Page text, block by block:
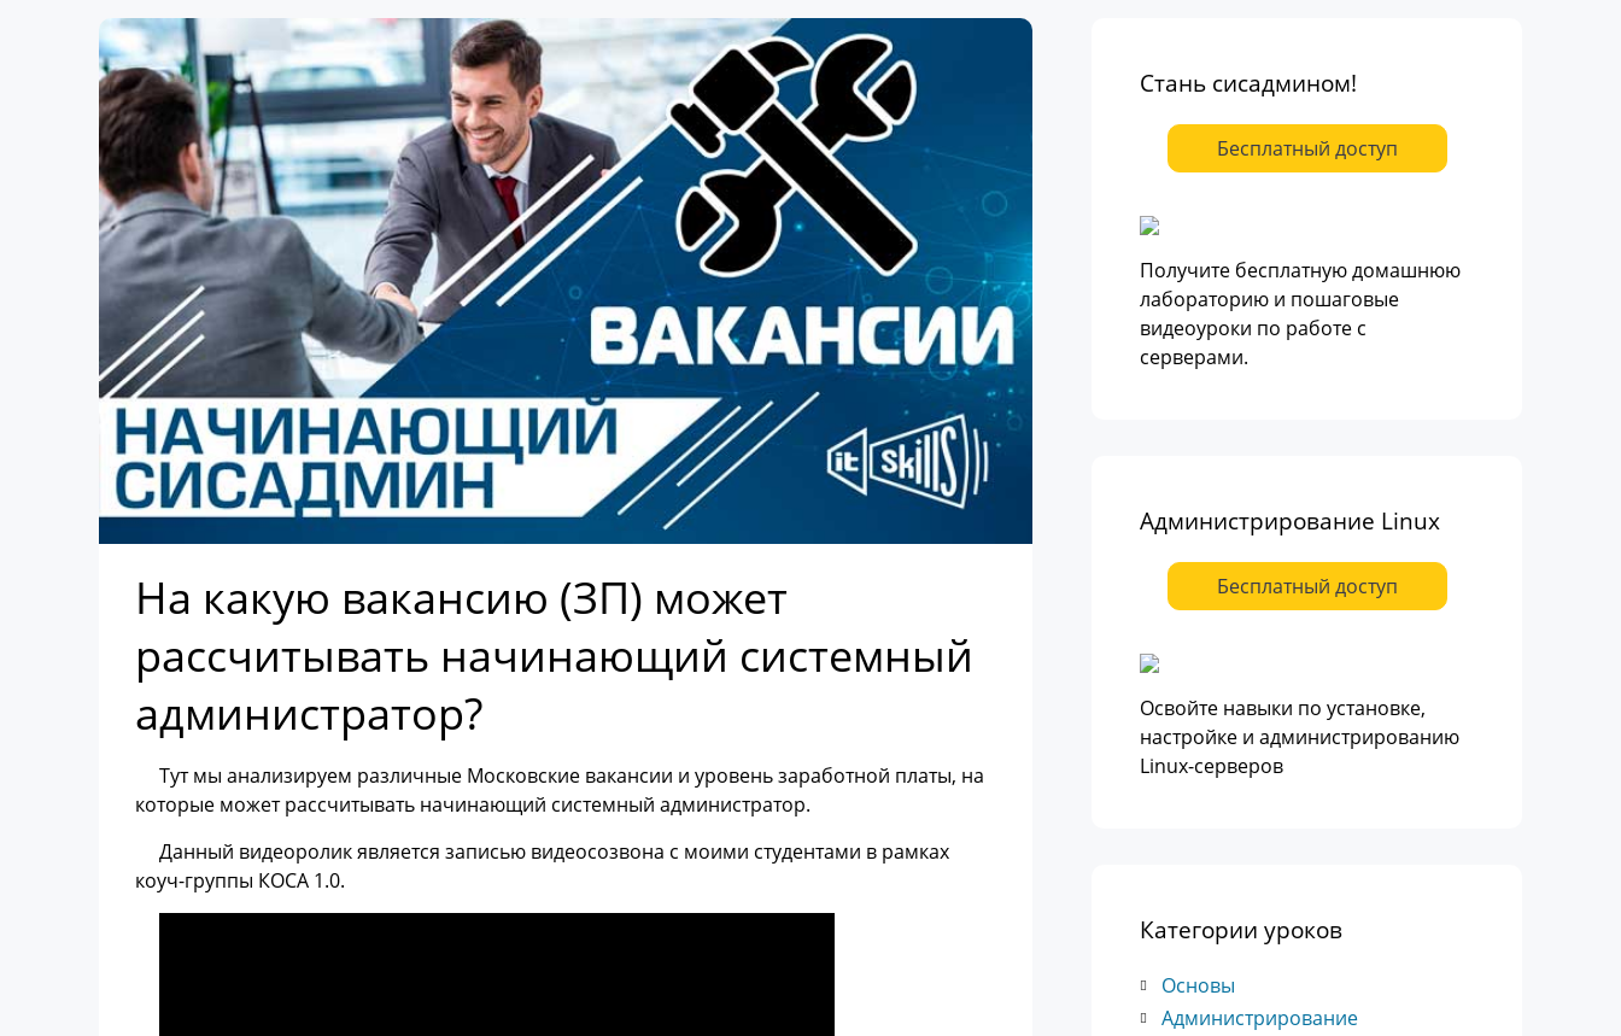
На какую вакансию (ЗП) может
рассчитывать начинающий системный
администратор?
Тут мы анализируем различные Московские вакансии и уровень заработной платы, на
которые может рассчитывать начинающий системный администратор.
Данный видеоролик является записью видеосозвона с моими студентами в рамках
коуч-группы КОСА 1.0.
Стань сисадмином!
Бесплатный доступ
Получите бесплатную домашнюю
лабораторию и пошаговые
видеоуроки по работе с
серверами.
Администрирование Linux
Бесплатный доступ
Освойте навыки по установке,
настройке и администрированию
Linux-серверов
Категории уроков
Основы
Администрирование